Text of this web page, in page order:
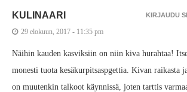
KULINAARI
29 elokuun, 2017 - 11:35 pm
Näihin kauden kasviksiin on niin kiva hurahtaa!
monesti tuota kesäkurpitsaspgettia. Kivan raikasta
on muutenkin talkoot käynnissä, joten tarttis
KIRJAUDU